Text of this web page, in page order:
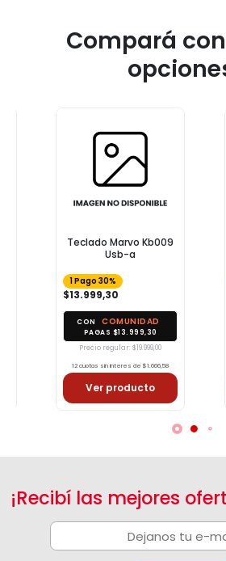
Compará
Teclado Marvo Kb009
1 Pago 30%
$13.999,30
COMUNIDAD
PAGAS $13.999,30
Precio regular: $19.999,00
12 cuotas sin interes de $1.666,58
Ver producto
1
12
¡Recibí las mejores